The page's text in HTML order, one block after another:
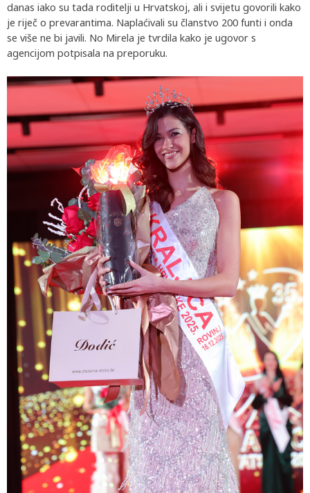
danas iako su tada roditelji u Hrvatskoj, ali i svijetu govorili kako
je riječ o prevarantima. Naplaćivali su članstvo 200 funti i onda
se više ne bi javili. No Mirela je tvrdila kako je ugovor s
agencijom potpisala na preporuku.